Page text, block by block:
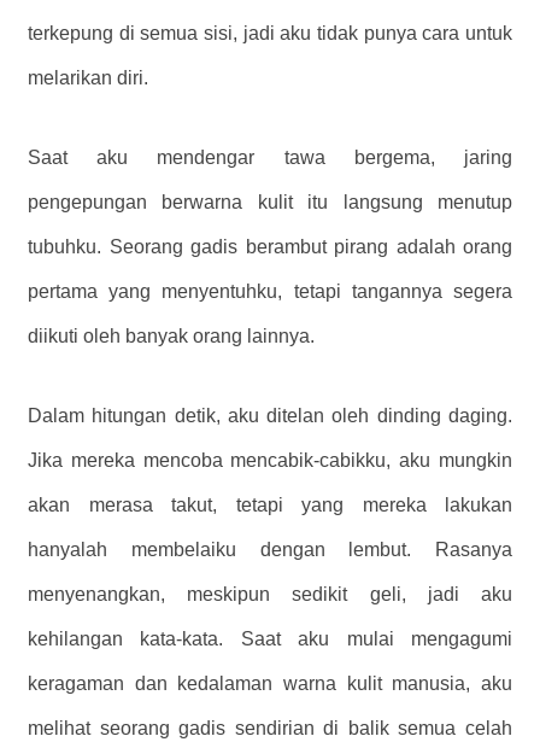
terkepung di semua sisi, jadi aku tidak punya cara untuk
melarikan diri.
Saat aku mendengar tawa bergema, jaring
pengepungan berwarna kulit itu langsung menutup
tubuhku. Seorang gadis berambut pirang adalah orang
pertama yang menyentuhku, tetapi tangannya segera
diikuti oleh banyak orang lainnya.
Dalam hitungan detik, aku ditelan oleh dinding daging.
Jika mereka mencoba mencabik-cabikku, aku mungkin
akan merasa takut, tetapi yang mereka lakukan
hanyalah membelaiku dengan lembut. Rasanya
menyenangkan, meskipun sedikit geli, jadi aku
kehilangan kata-kata. Saat aku mulai mengagumi
keragaman dan kedalaman warna kulit manusia, aku
melihat seorang gadis sendirian di balik semua celah